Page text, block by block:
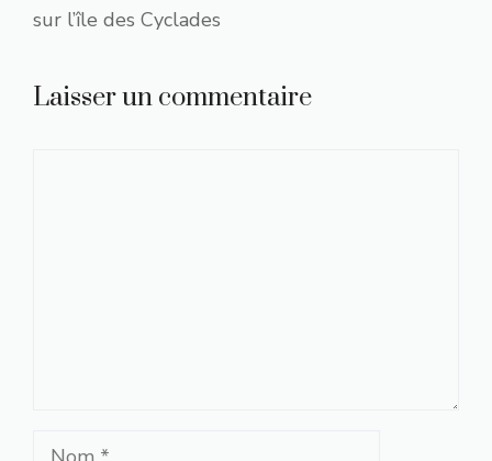
sur l’île des Cyclades
Laisser un commentaire
Nom